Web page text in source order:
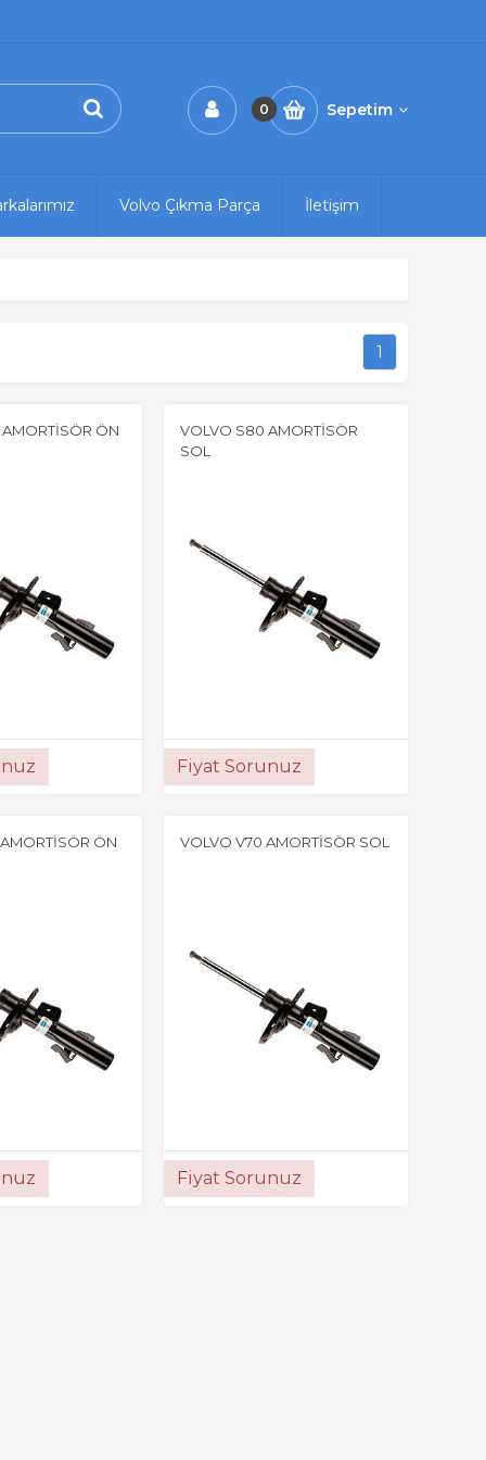
0 Sepetim
Volvo Çıkma Parça İletişim
1
ÖN
VOLVO S80 AMORTİSÖR
SOL
Fiyat Sorunuz
ÖN VOLVO V70 AMORTİSÖR SOL
Fiyat Sorunuz